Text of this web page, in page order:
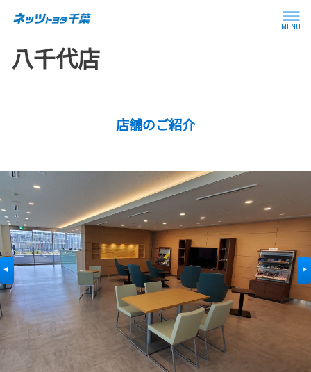
MENU
八千代店
店舗のご紹介